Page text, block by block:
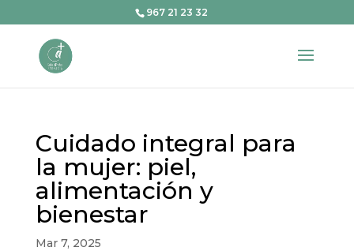
967 21 23 32
Cuidado integral para
la mujer: piel,
alimentación y
bienestar
Mar 7, 2025